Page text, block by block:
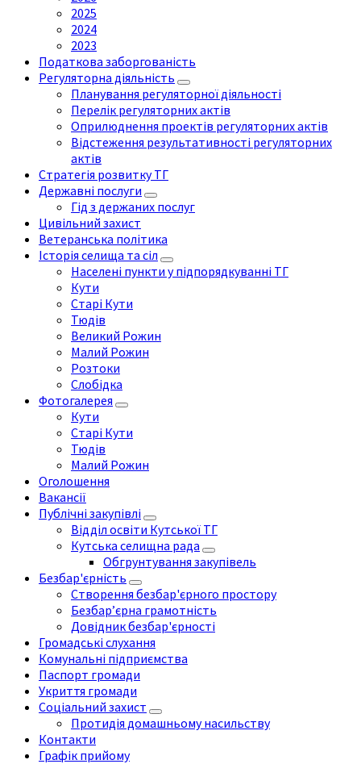
2025
2024
2023
Податкова заборгованість
Регуляторна діяльність
Планування регуляторної діяльності
Перелік регуляторних актів
Оприлюднення проектів регуляторних актів
Відстеження результативності регуляторних
актів
Стратегія розвитку ТГ
Державні послуги
Гід з держаних послуг
Цивільний захист
Ветеранська політика
Історія селища та сіл
Населені пункти у підпорядкуванні ТГ
Кути
Старі Кути
Тюдів
Великий Рожин
Малий Рожин
Розтоки
Слобідка
Фотогалерея
Кути
Старі Кути
Тюдів
Малий Рожин
Оголошення
Вакансії
Публічні закупівлі
Відділ освіти Кутської ТГ
Кутська селищна рада
Обгрунтування закупівель
Безбар'єрність
Створення безбар'єрного простору
Безбар’єрна грамотність
Довідник безбар'єрності
Громадські слухання
Комунальні підприємства
Паспорт громади
Укриття громади
Соціальний захист
Протидія домашньому насильству
Контакти
Графік прийому